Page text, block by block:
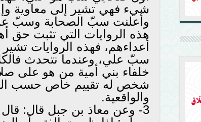
شيء فهي تشير إلى معاوية
وأعلنت سبّ الصحابة وسبّ
هذه الروايات التي تثبت حق
أعداءهم، فهذه الروايات
سبّ علي، وعندما نتحدث
خلفاء بني أمية من هو على
شخص له تقييم خاص حسب
والواقعية.
3- وعن معاذ بن جبل قال: